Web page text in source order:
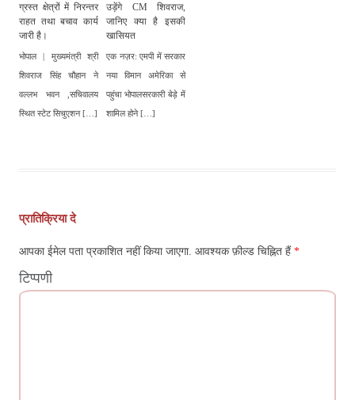
ग्रस्त क्षेत्रों में निरन्तर
राहत तथा बचाव कार्य
जारी है।
भोपाल | मुख्यमंत्री श्री
शिवराज सिंह चौहान ने
वल्लभ भवन ,सचिवालय
स्थित स्टेट सिचुएशन […]
उड़ेंगे CM शिवराज,
जानिए क्या है इसकी
खासियत
एक नज़र: एमपी में सरकार
नया विमान अमेरिका से
पहुंचा भोपालसरकारी बेड़े में
शामिल होने […]
प्रातिक्रिया दे
आपका ईमेल पता प्रकाशित नहीं किया जाएगा. आवश्यक फ़ील्ड चिह्नित हैं *
टिप्पणी